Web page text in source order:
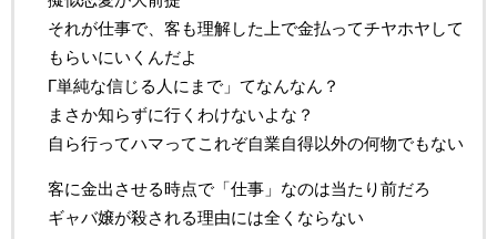
それが仕事で、客も理解した上で金払ってチヤホヤして
もらいにいくんだよ
Г単純な信じる人にまで」てなんなん？
まさか知らずに行くわけないよな？
自ら行ってハマってこれぞ自業自得以外の何物でもない
客に金出させる時点で「仕事」なのは当たり前だろ
ギャバ嬢が殺される理由には全くならない